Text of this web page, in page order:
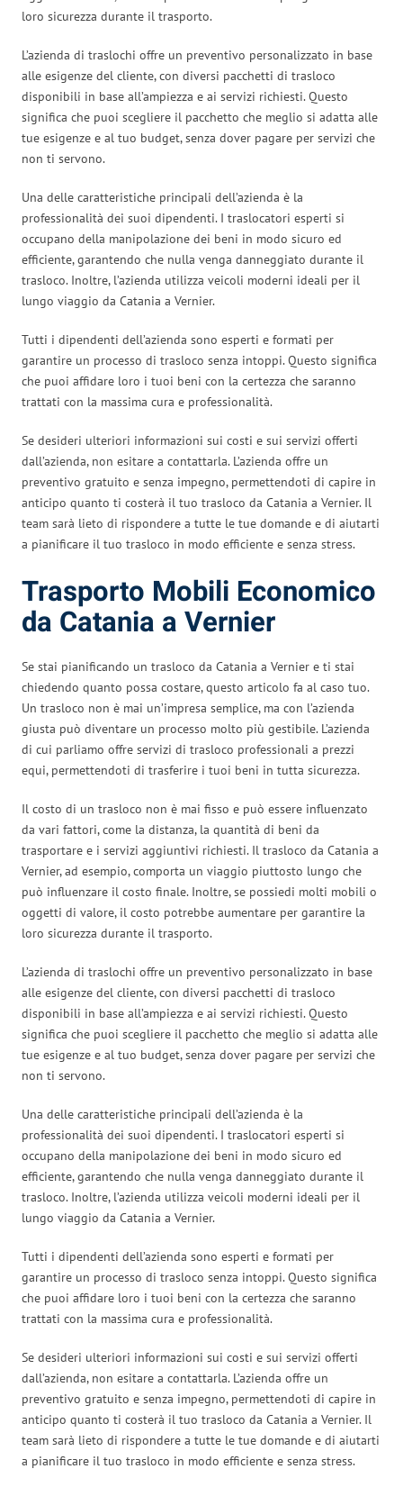
loro sicurezza durante il trasporto.
L’azienda di traslochi offre un preventivo personalizzato in base
alle esigenze del cliente, con diversi pacchetti di trasloco
disponibili in base all’ampiezza e ai servizi richiesti. Questo
significa che puoi scegliere il pacchetto che meglio si adatta alle
tue esigenze e al tuo budget, senza dover pagare per servizi che
non ti servono.
Una delle caratteristiche principali dell’azienda è la
professionalità dei suoi dipendenti. I traslocatori esperti si
occupano della manipolazione dei beni in modo sicuro ed
efficiente, garantendo che nulla venga danneggiato durante il
trasloco. Inoltre, l’azienda utilizza veicoli moderni ideali per il
lungo viaggio da Catania a Vernier.
Tutti i dipendenti dell’azienda sono esperti e formati per
garantire un processo di trasloco senza intoppi. Questo significa
che puoi affidare loro i tuoi beni con la certezza che saranno
trattati con la massima cura e professionalità.
Se desideri ulteriori informazioni sui costi e sui servizi offerti
dall’azienda, non esitare a contattarla. L’azienda offre un
preventivo gratuito e senza impegno, permettendoti di capire in
anticipo quanto ti costerà il tuo trasloco da Catania a Vernier. Il
team sarà lieto di rispondere a tutte le tue domande e di aiutarti
a pianificare il tuo trasloco in modo efficiente e senza stress.
Trasporto Mobili Economico
da Catania a Vernier
Se stai pianificando un trasloco da Catania a Vernier e ti stai
chiedendo quanto possa costare, questo articolo fa al caso tuo.
Un trasloco non è mai un’impresa semplice, ma con l’azienda
giusta può diventare un processo molto più gestibile. L’azienda
di cui parliamo offre servizi di trasloco professionali a prezzi
equi, permettendoti di trasferire i tuoi beni in tutta sicurezza.
Il costo di un trasloco non è mai fisso e può essere influenzato
da vari fattori, come la distanza, la quantità di beni da
trasportare e i servizi aggiuntivi richiesti. Il trasloco da Catania a
Vernier, ad esempio, comporta un viaggio piuttosto lungo che
può influenzare il costo finale. Inoltre, se possiedi molti mobili o
oggetti di valore, il costo potrebbe aumentare per garantire la
loro sicurezza durante il trasporto.
L’azienda di traslochi offre un preventivo personalizzato in base
alle esigenze del cliente, con diversi pacchetti di trasloco
disponibili in base all’ampiezza e ai servizi richiesti. Questo
significa che puoi scegliere il pacchetto che meglio si adatta alle
tue esigenze e al tuo budget, senza dover pagare per servizi che
non ti servono.
Una delle caratteristiche principali dell’azienda è la
professionalità dei suoi dipendenti. I traslocatori esperti si
occupano della manipolazione dei beni in modo sicuro ed
efficiente, garantendo che nulla venga danneggiato durante il
trasloco. Inoltre, l’azienda utilizza veicoli moderni ideali per il
lungo viaggio da Catania a Vernier.
Tutti i dipendenti dell’azienda sono esperti e formati per
garantire un processo di trasloco senza intoppi. Questo significa
che puoi affidare loro i tuoi beni con la certezza che saranno
trattati con la massima cura e professionalità.
Se desideri ulteriori informazioni sui costi e sui servizi offerti
dall’azienda, non esitare a contattarla. L’azienda offre un
preventivo gratuito e senza impegno, permettendoti di capire in
anticipo quanto ti costerà il tuo trasloco da Catania a Vernier. Il
team sarà lieto di rispondere a tutte le tue domande e di aiutarti
a pianificare il tuo trasloco in modo efficiente e senza stress.